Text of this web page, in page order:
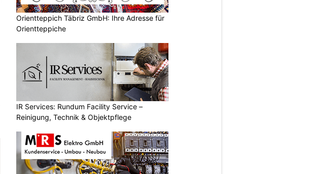
Orientteppich Täbriz GmbH: Ihre Adresse für
Orientteppiche
IR Services: Rundum Facility Service –
Reinigung, Technik & Objektpflege